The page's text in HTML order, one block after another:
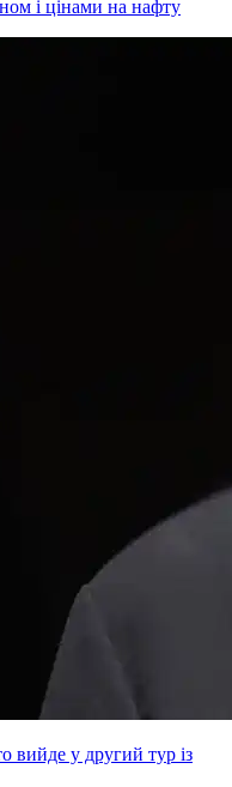
і цінами на нафту
вийде у другий тур із